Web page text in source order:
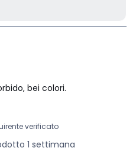
bei colori.
verificato
1 settimana